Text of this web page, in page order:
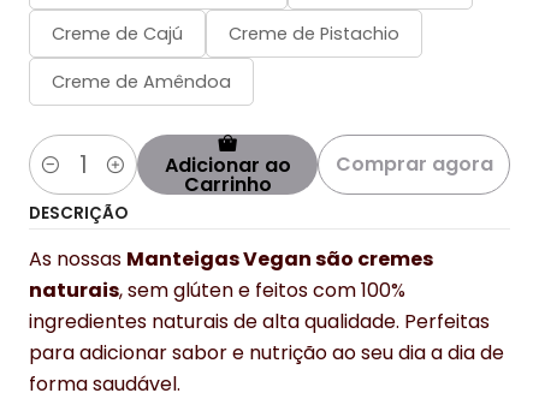
Creme de Cajú
Creme de Pistachio
Creme de Amêndoa
Quantidade Adicionar ao
Carrinho
Comprar agora
DESCRIÇÃO
As nossas Manteigas Vegan são cremes
naturais, sem glúten e feitos com 100%
ingredientes naturais de alta qualidade. Perfeitas
para adicionar sabor e nutrição ao seu dia a dia de
forma saudável.